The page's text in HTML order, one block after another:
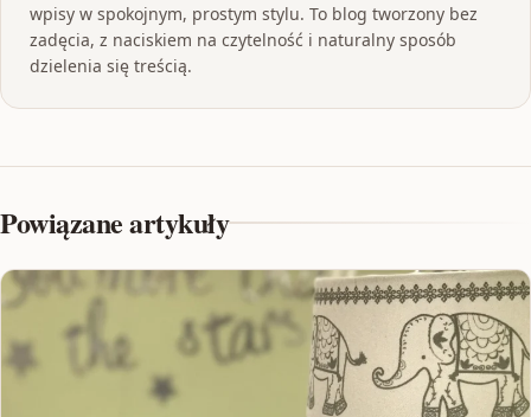
wpisy w spokojnym, prostym stylu. To blog tworzony bez
zadęcia, z naciskiem na czytelność i naturalny sposób
dzielenia się treścią.
Powiązane artykuły